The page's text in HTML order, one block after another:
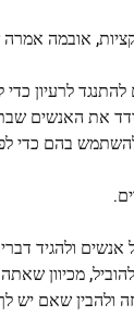
אובמה
לרעיון
את האנשים
בהם כדי
ולהגיד
מכיוון
ולהבין שאם